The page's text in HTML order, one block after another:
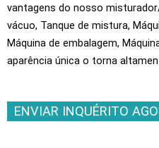
vantagens do nosso
vácuo, Tanque de mistura,
Máquina de embalagem,
aparência única o torna
ENVIAR INQUÉRITO